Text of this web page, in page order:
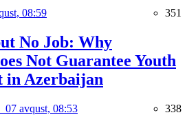
08:59 351
No Job: Why
Not Guarantee Youth
in Azerbaijan
07 avqust, 08:53 338